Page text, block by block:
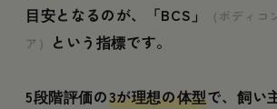
目安となるのが、「BCS」
（ボディ
ア）
という指標です。
5段階評価の3が理想の体型で、飼い